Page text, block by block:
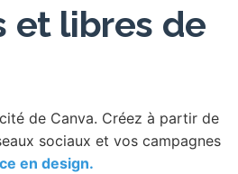
et libres de
de Canva. Créez à partir de
sociaux et vos campagnes
en design.